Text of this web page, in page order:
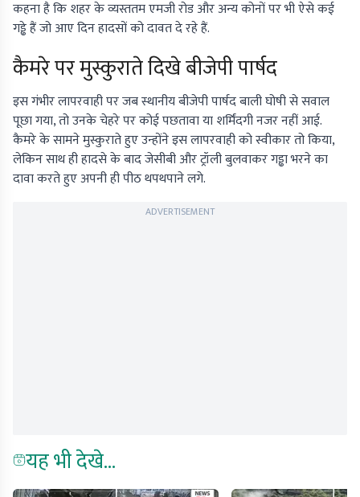
कहना है कि शहर के व्यस्ततम एमजी रोड और अन्य कोनों पर भी ऐसे कई
गड्ढे हैं जो आए दिन हादसों को दावत दे रहे हैं.
कैमरे पर मुस्कुराते दिखे बीजेपी पार्षद
इस गंभीर लापरवाही पर जब स्थानीय बीजेपी पार्षद बाली घोषी से सवाल
पूछा गया, तो उनके चेहरे पर कोई पछतावा या शर्मिंदगी नजर नहीं आई.
कैमरे के सामने मुस्कुराते हुए उन्होंने इस लापरवाही को स्वीकार तो किया,
लेकिन साथ ही हादसे के बाद जेसीबी और ट्रॉली बुलवाकर गड्ढा भरने का
दावा करते हुए अपनी ही पीठ थपथपाने लगे.
ADVERTISEMENT
यह भी देखे...